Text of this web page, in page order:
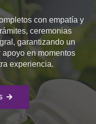
con empatía y
ceremonias
garantizando un
en momentos
experiencia.